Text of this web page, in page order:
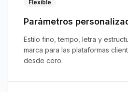
Flexible
Parámetros
Estilo fino, tempo, letra y
marca para las plataformas
desde cero.